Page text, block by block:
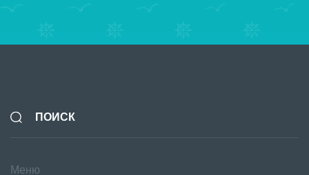
Меню